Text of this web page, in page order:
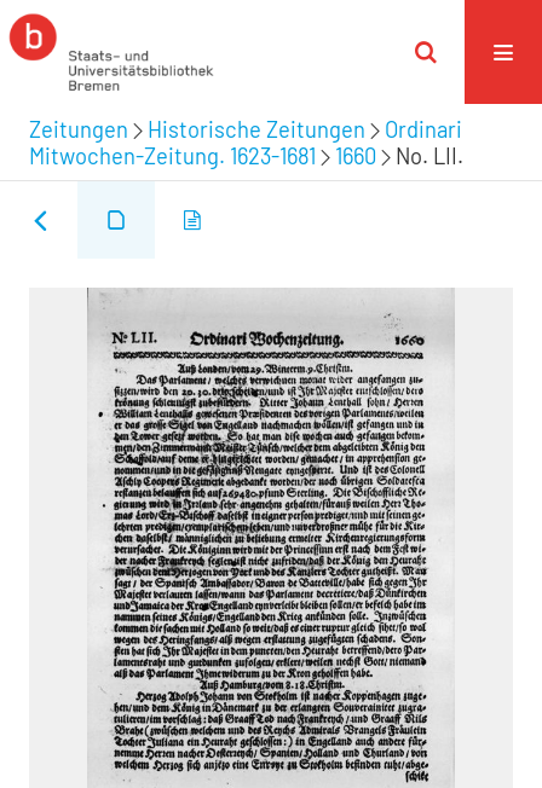
Zeitungen Historische Zeitungen
Ordinari
Mitwochen-Zeitung. 1623-1681
1660 No. LII.